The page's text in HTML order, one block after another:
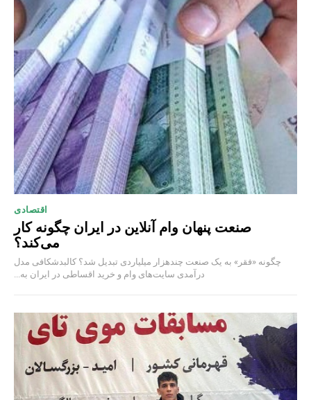
اقتصادی
صنعت پنهان وام آنلاین در ایران چگونه کار
می‌کند؟
چگونه «فقر» به یک صنعت چند‌هزار میلیاردی تبدیل شد؟ کالبدشکافی مدل
درآمدی سایت‌های وام و خرید اقساطی در ایران به...